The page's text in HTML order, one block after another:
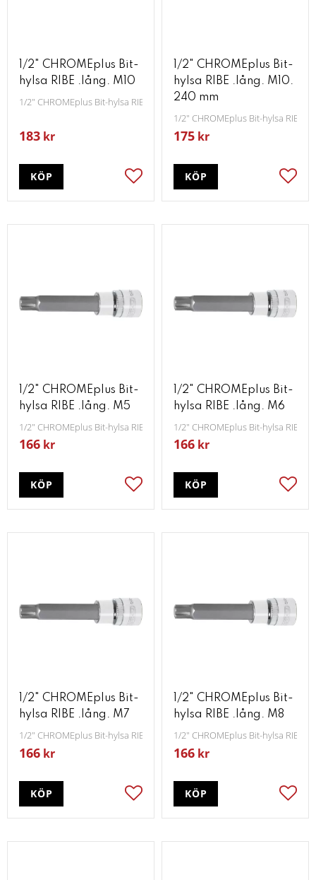
1/2" CHROMEplus Bit-
hylsa RIBE .lång. M10
1/2" CHROMEplus Bit-hylsa RIBE lång M10
183 kr
Lägg till i favoriter
KÖP
1/2" CHROMEplus Bit-
hylsa RIBE .lång. M10.
240 mm
1/2" CHROMEplus Bit-hylsa RIBE
175 kr
KÖP
1/2" CHROMEplus Bit-
hylsa RIBE .lång. M5
1/2" CHROMEplus Bit-hylsa RIBE lång M5
166 kr
Lägg till i favoriter
KÖP
1/2" CHROMEplus Bit-
hylsa RIBE .lång. M6
1/2" CHROMEplus Bit-hylsa RIBE
166 kr
KÖP
1/2" CHROMEplus Bit-
hylsa RIBE .lång. M7
1/2" CHROMEplus Bit-hylsa RIBE lång M7
166 kr
Lägg till i favoriter
KÖP
1/2" CHROMEplus Bit-
hylsa RIBE .lång. M8
1/2" CHROMEplus Bit-hylsa RIBE
166 kr
KÖP